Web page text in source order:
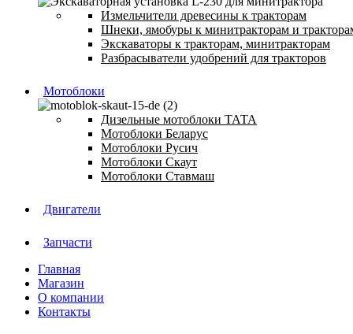
Измельчители древесины к тракторам
Шнеки, ямобуры к минитракторам и
Экскаваторы к тракторам, минитракторам
Разбрасыватели удобрений для тракторов
Мотоблоки
Дизельные мотоблоки ТАТА
Мотоблоки Беларус
Мотоблоки Русич
Мотоблоки Скаут
Мотоблоки Ставмаш
Двигатели
Запчасти
Главная
Магазин
О компании
Контакты